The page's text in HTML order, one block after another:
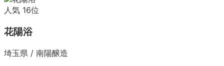
人気 16位
花陽浴
埼玉県 / 南陽醸造